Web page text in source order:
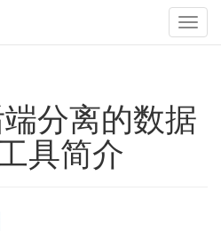
分离的数据
具简介